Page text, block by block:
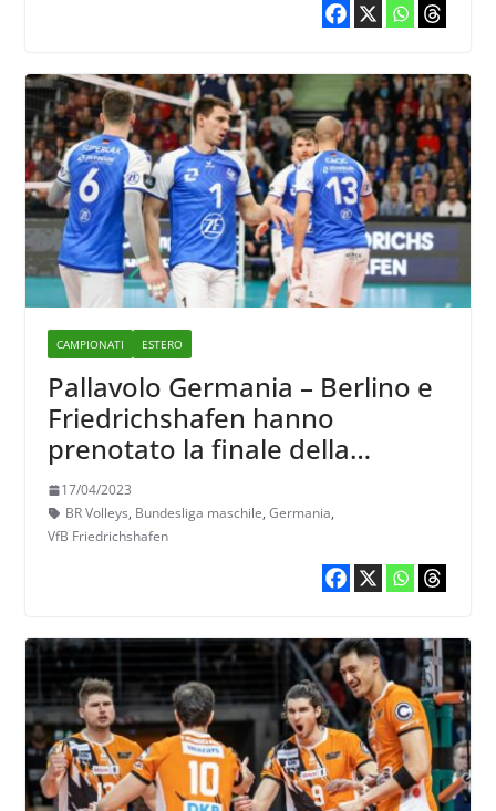
CAMPIONATI ESTERO
Pallavolo Germania – Berlino e
Friedrichshafen hanno
prenotato la finale della
Bundesliga uomini
17/04/2023
BR Volleys, Bundesliga maschile, Germania,
VfB Friedrichshafen